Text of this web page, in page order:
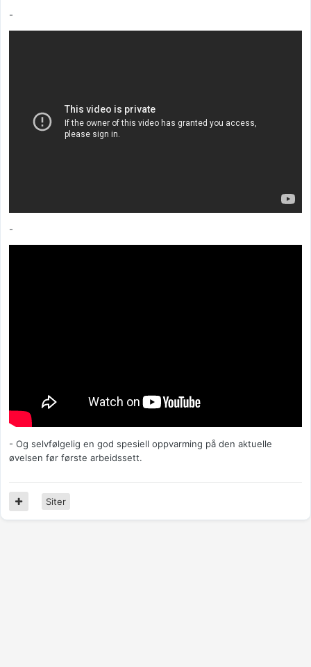
-
-
- Og selvfølgelig en god spesiell oppvarming på den aktuelle
øvelsen før første arbeidssett.
Siter